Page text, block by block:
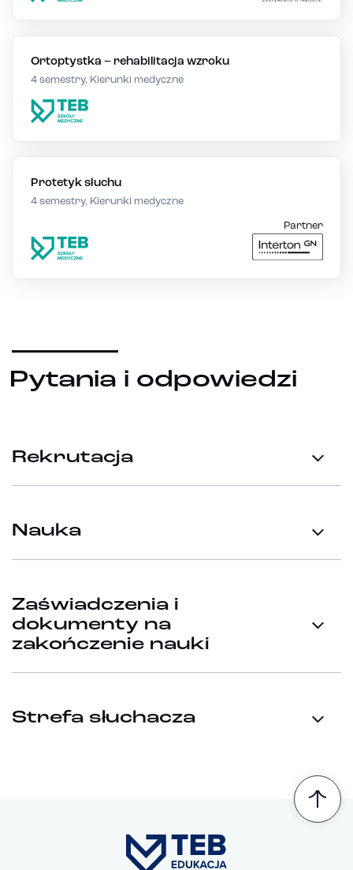
Ortoptystka – rehabilitacja wzroku
4 semestry, Kierunki medyczne
Protetyk słuchu
4 semestry, Kierunki medyczne
Partner
Pytania i odpowiedzi
Rekrutacja
Nauka
Zaświadczenia i
dokumenty na
zakończenie nauki
Strefa słuchacza